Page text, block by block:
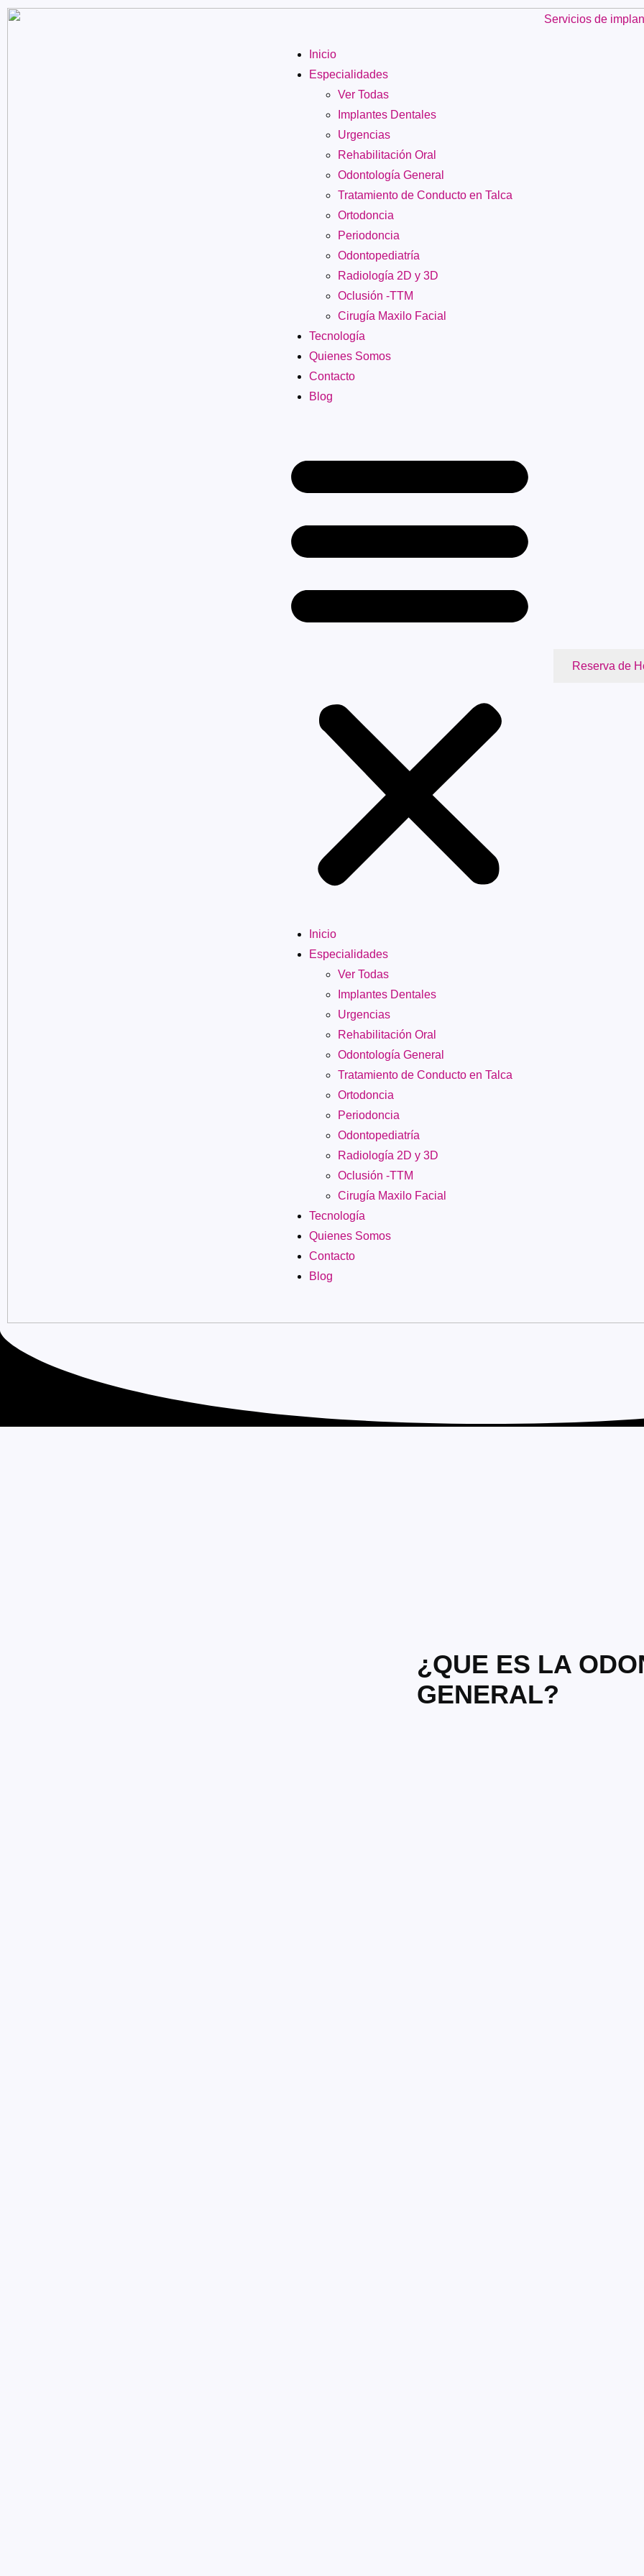
Inicio
Especialidades
Ver Todas
Implantes Dentales
Urgencias
Rehabilitación Oral
Odontología General
Tratamiento de Conducto en Talca
Ortodoncia
Periodoncia
Odontopediatría
Radiología 2D y 3D
Oclusión -TTM
Cirugía Maxilo Facial
Tecnología
Quienes Somos
Contacto
Blog
Inicio
Especialidades
Ver Todas
Implantes Dentales
Urgencias
Rehabilitación Oral
Odontología General
Tratamiento de Conducto en Talca
Ortodoncia
Periodoncia
Odontopediatría
Radiología 2D y 3D
Oclusión -TTM
Cirugía Maxilo Facial
Tecnología
Quienes Somos
Contacto
Blog
Reserva de
¿QUE ES LA
GENERAL?